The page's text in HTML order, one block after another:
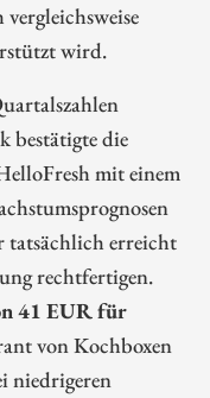
wird.
bestätigte die
mit einem
tatsächlich erreicht
rechtfertigen.
41 EUR für
von Kochboxen
niedrigeren